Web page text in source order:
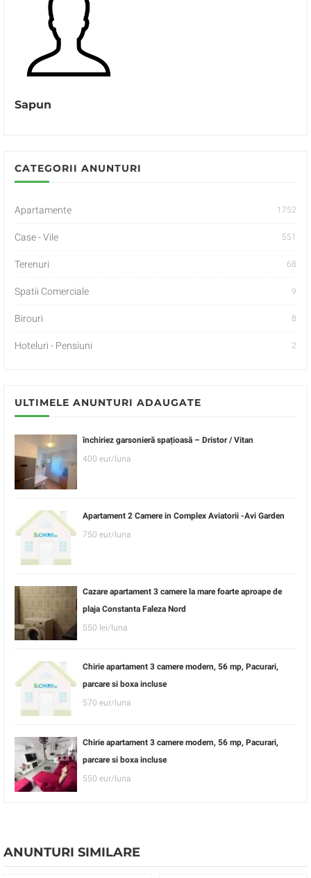
Sapun
CATEGORII ANUNTURI
Apartamente 1752
Case - Vile 551
Terenuri 68
Spatii Comerciale 9
Birouri 8
Hoteluri - Pensiuni 2
ULTIMELE ANUNTURI ADAUGATE
închiriez garsonieră spațioasă – Dristor / Vitan
400 eur/luna
Apartament 2 Camere in Complex Aviatorii -Avi Garden
750 eur/luna
Cazare apartament 3 camere la mare foarte aproape de
plaja Constanta Faleza Nord
550 lei/luna
Chirie apartament 3 camere modern, 56 mp, Pacurari,
parcare si boxa incluse
570 eur/luna
Chirie apartament 3 camere modern, 56 mp, Pacurari,
parcare si boxa incluse
550 eur/luna
ANUNTURI SIMILARE